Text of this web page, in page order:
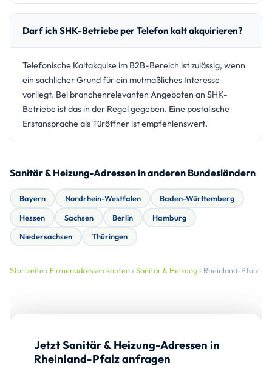
Darf ich SHK-Betriebe per Telefon kalt akquirieren?
Telefonische Kaltakquise im B2B-Bereich ist zulässig, wenn
ein sachlicher Grund für ein mutmaßliches Interesse
vorliegt. Bei branchenrelevanten Angeboten an SHK-
Betriebe ist das in der Regel gegeben. Eine postalische
Erstansprache als Türöffner ist empfehlenswert.
Sanitär & Heizung-Adressen in anderen Bundesländern
Bayern Nordrhein-Westfalen
Baden-Württemberg
Hessen
Sachsen Berlin
Hamburg
Niedersachsen
Thüringen
Startseite › Firmenadressen kaufen › Sanitär & Heizung › Rheinland-Pfalz
Jetzt Sanitär & Heizung-Adressen in
Rheinland-Pfalz anfragen